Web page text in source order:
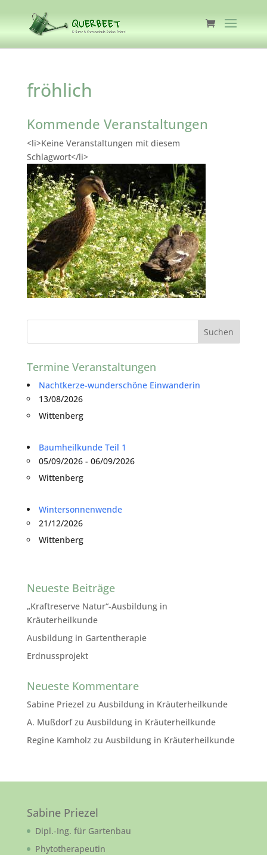
fröhlich
Kommende Veranstaltungen
<li>Keine Veranstaltungen mit diesem
Schlagwort</li>
Termine Veranstaltungen
Nachtkerze-wunderschöne Einwanderin
13/08/2026
Wittenberg
Baumheilkunde Teil 1
05/09/2026 - 06/09/2026
Wittenberg
Wintersonnenwende
21/12/2026
Wittenberg
Neueste Beiträge
„Kraftreserve Natur“-Ausbildung in
Kräuterheilkunde
Ausbildung in Gartentherapie
Erdnussprojekt
Neueste Kommentare
Sabine Priezel zu Ausbildung in Kräuterheilkunde
A. Mußdorfzu Ausbildung in Kräuterheilkunde
Regine Kamholz zu Ausbildung in Kräuterheilkunde
Sabine Priezel
Dipl.-Ing. für Gartenbau
Phytotherapeutin